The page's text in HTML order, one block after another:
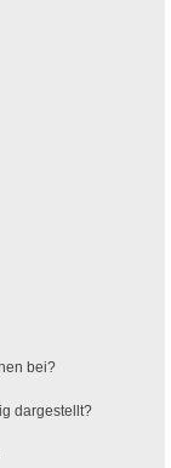
bei?
dargestellt?